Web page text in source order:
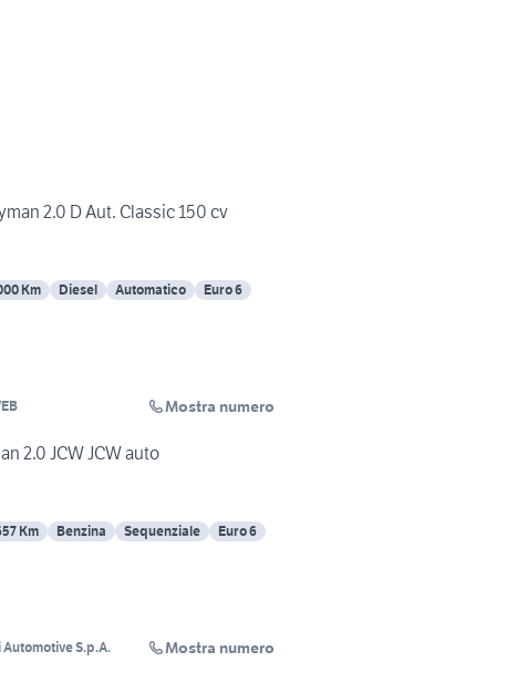
2.0 D Aut. Classic 150 cv
Km Diesel Automatico Euro 6
Mostra numero
2.0 JCW JCW auto
Km Benzina Sequenziale Euro 6
S.p.A. Mostra numero